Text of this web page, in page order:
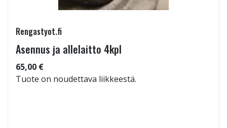
Rengastyot.fi
Asennus ja allelaitto 4kpl
65,00 €
Tuote on noudettava liikkeestä.